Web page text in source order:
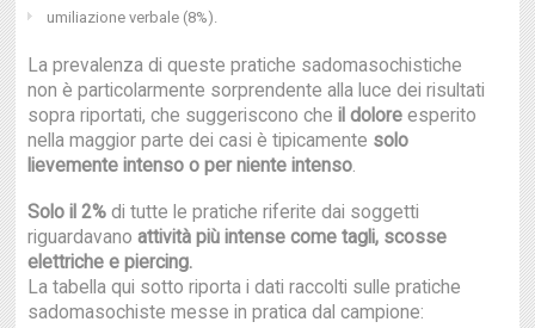
umiliazione verbale (8%).
La prevalenza di queste pratiche sadomasochistiche
non è particolarmente sorprendente alla luce dei risultati
sopra riportati, che suggeriscono cheil dolore esperito
nella maggior parte dei casi è tipicamente solo
lievemente intenso o per niente intenso.
Solo il 2% di tutte le pratiche riferite dai soggetti
riguardavanoattività più intense come tagli, scosse
elettriche e piercing.
La tabella qui sotto riporta i dati raccolti sulle pratiche
sadomasochiste messe in pratica dal campione: